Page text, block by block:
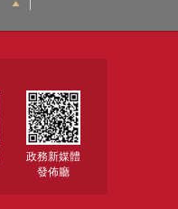
政務新媒體
發佈廳